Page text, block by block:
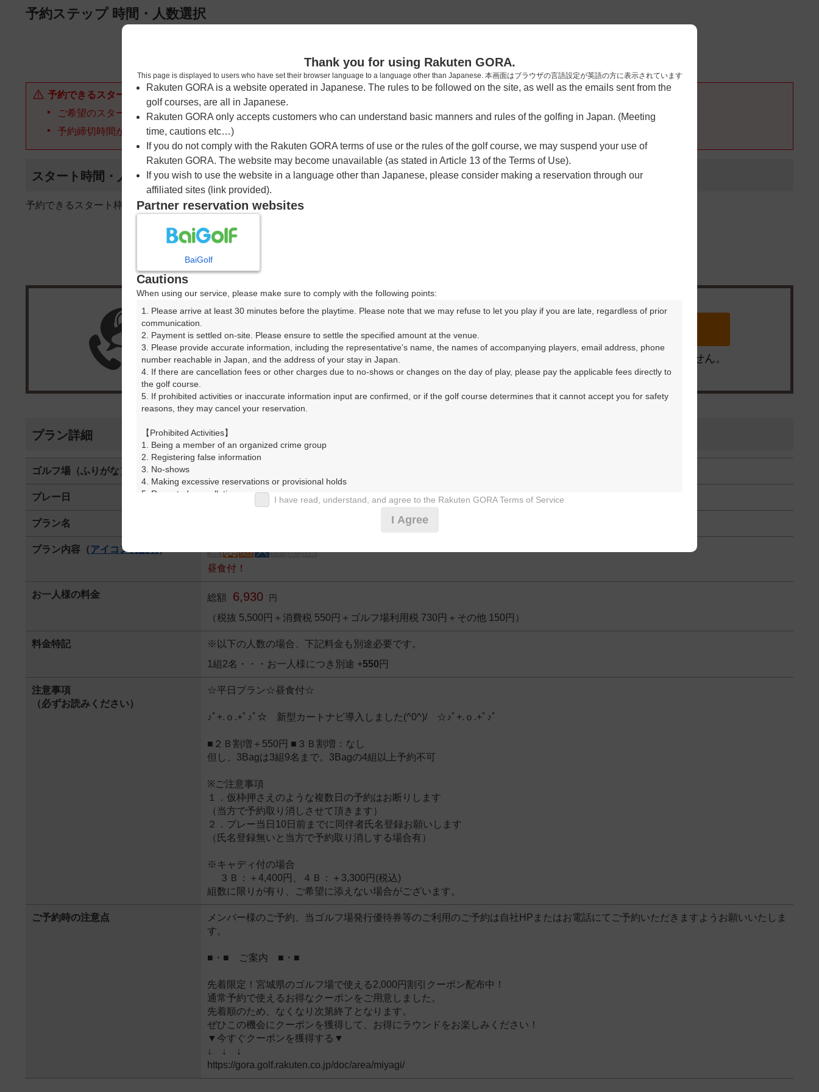
ページの本文へ
予約ステップ 時間・人数選択
確認
予約できるスタート枠がありません。以下の理由が考えられます。
ご希望のスタート時間の枠が他の予約で埋まってしまった。
予約締切時間が過ぎてしまった。
スタート時間・人数指定
予約できるスタート枠がありません。
楽天GORA予約専用ダイヤル
受付時間 8:00～17:00 年中無休 ※ゴルフ場の電話ではありません。
プラン詳細
ゴルフ場（ふりがな）
プレー日 2025年08月21日（木）
プラン名
プラン内容（アイコンの説明
昼食付！
お一人様の料金 総額 6,930 円
（税抜 5,500円＋消費税 550円＋ゴルフ場利用税 730円＋その他 150円）
料金特記
※以下の人数の場合、下記料金も別途必要です。
1組2名・・・お一人様につき別途 +550 円
注意事項
（必ずお読みください）
☆平日プラン☆昼食付☆
♪ﾟ+.ｏ.+ﾟ♪ﾟ☆ 新型カートナビ導入しました(^0^)/ ☆♪ﾟ+.ｏ.+ﾟ♪ﾟ
■２Ｂ割増＋550円 ■３Ｂ割増：なし
但し、3Bagは3組9名まで。3Bagの4組以上予約不可
※ご注意事項
１．仮枠押さえのような複数日の予約はお断りします
（当方で予約取り消しさせて頂きます）
２．プレー当日10日前までに同伴者氏名登録お願いします
（氏名登録無いと当方で予約取り消しする場合有）
※キャディ付の場合
３Ｂ：＋4,400円、４Ｂ：＋3,300円(税込)
組数に限りが有り、ご希望に添えない場合がございます。
ご予約時の注意点
メンバー様のご予約、当ゴルフ場発行優待券等のご利用のご予約は自社HPまたはお電話にてご予約いただきますようお願いいたしま
す。
■・■ ご案内 ■・■
先着限定！宮城県のゴルフ場で使える2,000円割引クーポン配布中！
通常予約で使えるお得なクーポンをご用意しました。
先着順のため、なくなり次第終了となります。
ぜひこの機会にクーポンを獲得して、お得にラウンドをお楽しみください！
▼今すぐクーポンを獲得する▼
↓ ↓ ↓
https://gora.golf.rakuten.co.jp/doc/area/miyagi/
Thank you for using Rakuten GORA.
This page is displayed to users who have set their browser language to a language other than Japanese. 本画面はブラウザの言語設定が英語の方に表示されています
Rakuten GORA is a website operated in Japanese. The rules to be followed on the site, as well as the emails sent from the
golf courses, are all in Japanese.
Rakuten GORA only accepts customers who can understand basic manners and rules of the golfing in Japan. (Meeting
time, cautions etc…)
If you do not comply with the Rakuten GORA terms of use or the rules of the golf course, we may suspend your use of
Rakuten GORA. The website may become unavailable (as stated in Article 13 of the Terms of Use).
If you wish to use the website in a language other than Japanese, please consider making a reservation through our
affiliated sites (link provided).
Partner reservation websites
BaiGolf
Cautions
When using our service, please make sure to comply with the following points:
1. Please arrive at least 30 minutes before the playtime. Please note that we may refuse to let you play if you are late, regardless of prior
communication.
2. Payment is settled on-site. Please ensure to settle the specified amount at the venue.
3. Please provide accurate information, including the representative's name, the names of accompanying players, email address, phone
number reachable in Japan, and the address of your stay in Japan.
4. If there are cancellation fees or other charges due to no-shows or changes on the day of play, please pay the applicable fees directly to
the golf course.
5. If prohibited activities or inaccurate information input are confirmed, or if the golf course determines that it cannot accept you for safety
reasons, they may cancel your reservation.
【Prohibited Activities】
1. Being a member of an organized crime group
2. Registering false information
3. No-shows
4. Making excessive reservations or provisional holds
5. Repeated cancellations
6. Violating laws and regulations
7. Causing inconvenience to others during play (e.g., delaying play, ignoring rules, manners, or warnings)
We appreciate your understanding and cooperation regarding the above points.
I have read, understand, and agree to the Rakuten GORA Terms of Service
I Agree